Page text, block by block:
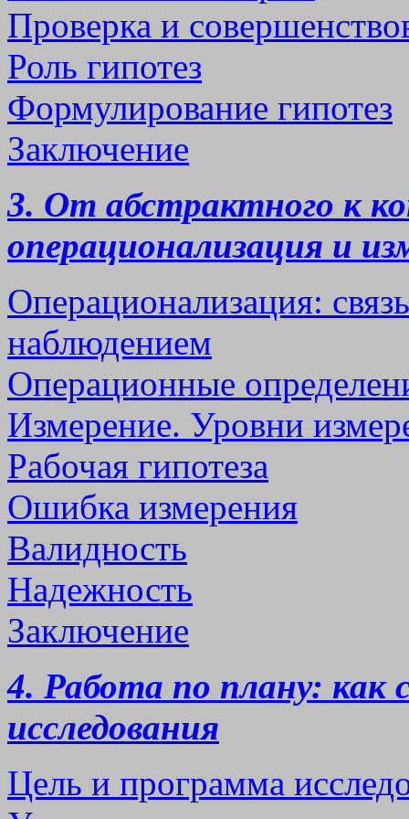
Проверка и
Роль гипотез
Формулирование гипотез
Заключение
3. От абстрактного к
операционализация и
Операционализация:
наблюдением
Операционные
Измерение. Уровни
Рабочая гипотеза
Ошибка измерения
Валидность
Надежность
Заключение
4. Работа по плану: как
исследования
Цель и программа